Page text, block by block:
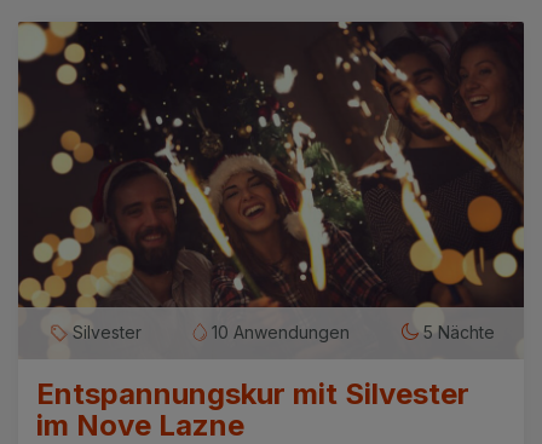
Silvester 10 Anwendungen 5 Nächte
Entspannungskur mit Silvester
im Nove Lazne